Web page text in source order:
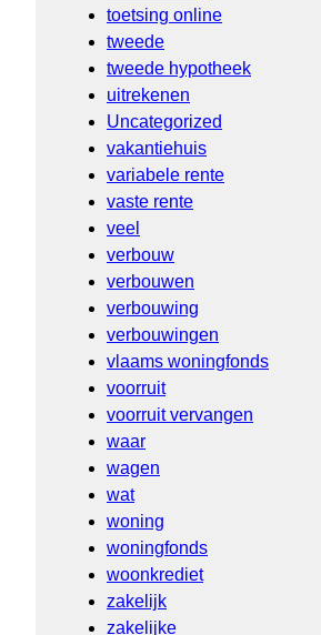
toetsing online
tweede
tweede hypotheek
uitrekenen
Uncategorized
vakantiehuis
variabele rente
vaste rente
veel
verbouw
verbouwen
verbouwing
verbouwingen
vlaams woningfonds
voorruit
voorruit vervangen
waar
wagen
wat
woning
woningfonds
woonkrediet
zakelijk
zakelijke